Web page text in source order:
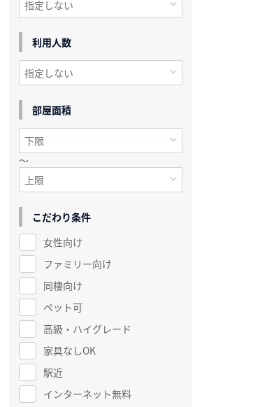
利用人数
部屋面積
～
こだわり条件
女性向け
ファミリー向け
同棲向け
ペット可
高級・ハイグレード
家具なしOK
駅近
インターネット無料